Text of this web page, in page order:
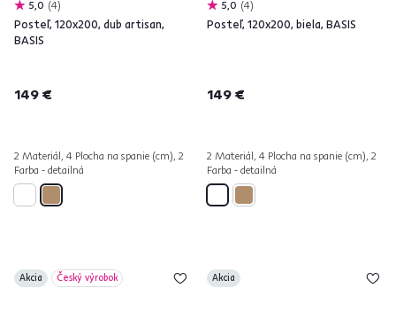
5,0 4
Posteľ, 120x200, dub artisan,
BASIS
149 €
2 Materiál, 4 Plocha na spanie (cm), 2
Farba - detailná
5,0 4
Posteľ, 120x200, biela, BASIS
149 €
2 Materiál, 4 Plocha na spanie (cm), 2
Farba - detailná
Akcia Český výrobok Akcia